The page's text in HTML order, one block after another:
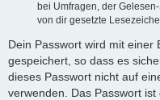
bei Umfragen, der
von dir gesetzte
Dein Passwort wird mit einer
gespeichert, so dass es
dieses Passwort nicht auf
verwenden. Das Passwort